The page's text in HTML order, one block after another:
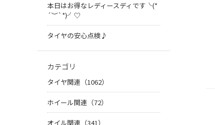
本日はお得なレディースディです╰(*
´︶`*)╯♡
タイヤの安心点検♪
カテゴリ
タイヤ関連（1062）
ホイール関連（72）
オイル関連（341）